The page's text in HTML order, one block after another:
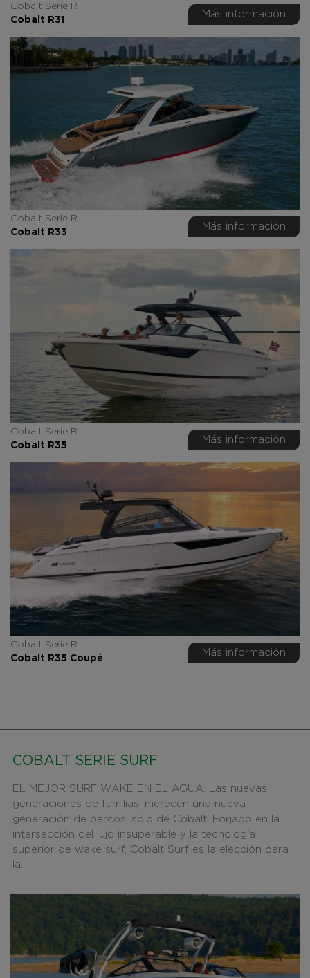
Cobalt Serie R
Cobalt R31
Más información
Cobalt Serie R
Cobalt R33
Más información
Cobalt Serie R
Cobalt R35
Más información
Cobalt Serie R
Cobalt R35 Coupé
Más información
COBALT SERIE SURF
EL MEJOR SURF WAKE EN EL AGUA. Las nuevas
generaciones de familias, merecen una nueva
generación de barcos, solo de Cobalt. Forjado en la
intersección del lujo insuperable y la tecnología
superior de wake surf, Cobalt Surf es la elección para
la...